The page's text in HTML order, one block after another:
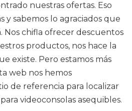
nuestras ofertas. Eso
y sabemos lo agraciados que
Nos chifla ofrecer descuentos
productos, nos hace la
existe. Pero estamos más
web nos hemos
de referencia para localizar
videoconsolas asequibles.